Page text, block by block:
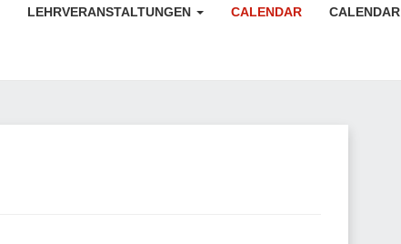
LEHRVERANSTALTUNGEN CALENDAR CALENDAR